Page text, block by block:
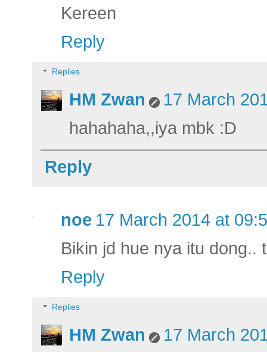
Kereen
Reply
Replies
HM Zwan
17 March
hahahaha,,iya mbk :D
Reply
noe 17 March 2014 at
Bikin jd hue nya itu dong..
Reply
Replies
HM Zwan 17 March